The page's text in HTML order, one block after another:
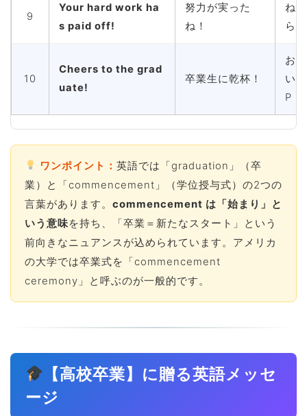
9
Your hard work ha
s paid off!
努力が実った
ね！
ねぎ
らい
10
Cheers to the grad
uate!
卒業生に乾杯！
お祝
い
P
ワンポイント： 英語では「graduation」（卒
業）と「commencement」（学位授与式）の2つの
言葉があります。 commencement は「始まり」と
いう意味を持ち、「卒業＝新たなスタート」という
前向きなニュアンスが込められています。アメリカ
の大学では卒業式を「commencement
ceremony」と呼ぶのが一般的です。
【高校卒業】に贈る英語メッセ
ージ